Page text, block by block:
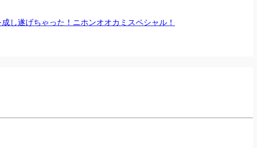
し遂げちゃった！ニホンオオカミスペシャル！